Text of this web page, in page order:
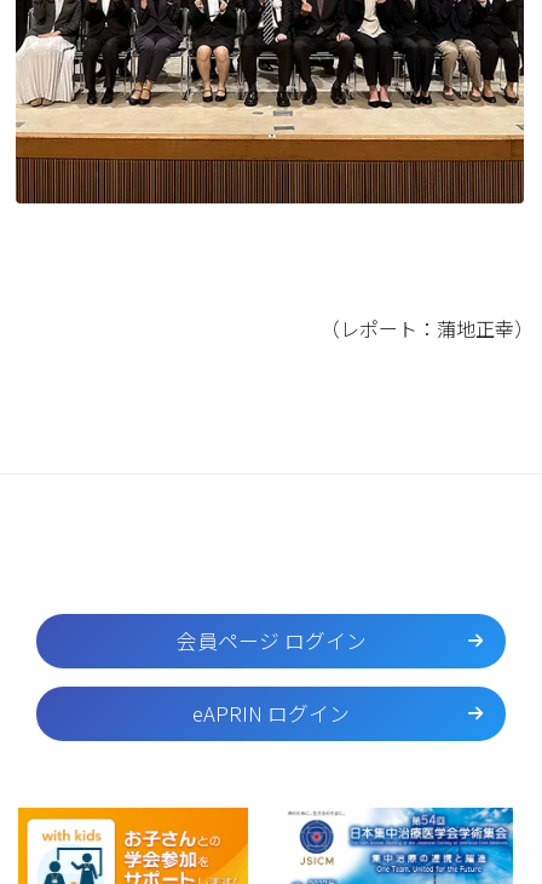
（レポート：蒲地正幸）
会員ページ ログイン
eAPRIN ログイン